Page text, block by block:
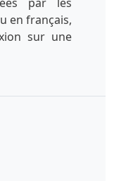
en français,
sur une